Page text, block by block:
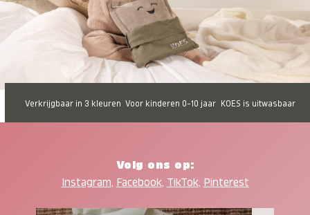
Verkrijgbaar in 3 kleuren Voor kinderen 0-10 jaar KOES is uitwasbaar
Volg ons op:
Instagram, Facebook, TikTok, Pinterest